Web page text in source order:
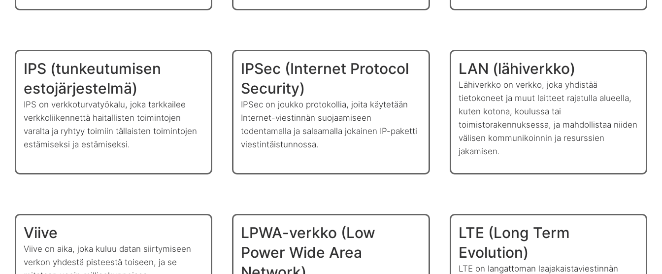
IPS (tunkeutumisen
estojärjestelmä)
IPS on verkkoturvatyökalu, joka tarkkailee
verkkoliikennettä haitallisten toimintojen
varalta ja ryhtyy toimiin tällaisten toimintojen
estämiseksi ja estämiseksi.
IPSec (Internet Protocol
Security)
IPSec on joukko protokollia, joita käytetään
Internet-viestinnän suojaamiseen
todentamalla ja salaamalla jokainen IP-paketti
viestintäistunnossa.
LAN (lähiverkko)
Lähiverkko on verkko, joka yhdistää
tietokoneet ja muut laitteet rajatulla alueella,
kuten kotona, koulussa tai
toimistorakennuksessa, ja mahdollistaa niiden
välisen kommunikoinnin ja resurssien
jakamisen.
Viive
Viive on aika, joka kuluu datan siirtymiseen
verkon yhdestä pisteestä toiseen, ja se
LPWA-verkko (Low
Power Wide Area
LTE (Long Term
Evolution)
LTE on langattoman laajakaistaviestinnän